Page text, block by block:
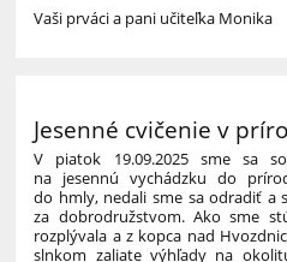
Vaši prváci a pani učiteľka Monika
Jesenné cvičenie v
V piatok 19.09.2025 sme sa
na jesennú vychádzku do
do hmly, nedali sme sa odradiť a
za dobrodružstvom. Ako sme
rozplývala a z kopca nad
slnkom zaliate výhľady na